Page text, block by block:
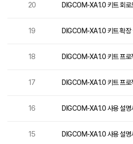
20 DIGCOM-XA1.0
DIGCOM-XA1.0 키트 회로
19 DIGCOM-XA1.0
18 DIGCOM-XA1.0
17 DIGCOM-XA1.0
16 DIGCOM-XA1.0
15 DIGCOM-XA1.0